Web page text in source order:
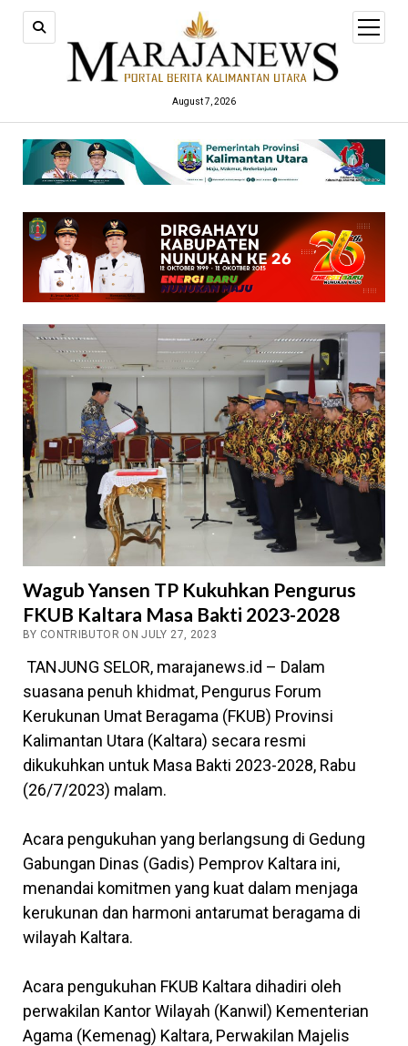
August 7, 2026
open
menu
Wagub Yansen TP Kukuhkan Pengurus
FKUB Kaltara Masa Bakti 2023-2028
BY CONTRIBUTOR ON JULY 27, 2023
TANJUNG SELOR, marajanews.id – Dalam
suasana penuh khidmat, Pengurus Forum
Kerukunan Umat Beragama (FKUB) Provinsi
Kalimantan Utara (Kaltara) secara resmi
dikukuhkan untuk Masa Bakti 2023-2028, Rabu
(26/7/2023) malam.
Acara pengukuhan yang berlangsung di Gedung
Gabungan Dinas (Gadis) Pemprov Kaltara ini,
menandai komitmen yang kuat dalam menjaga
kerukunan dan harmoni antarumat beragama di
wilayah Kaltara.
Acara pengukuhan FKUB Kaltara dihadiri oleh
perwakilan Kantor Wilayah (Kanwil) Kementerian
Agama (Kemenag) Kaltara, Perwakilan Majelis